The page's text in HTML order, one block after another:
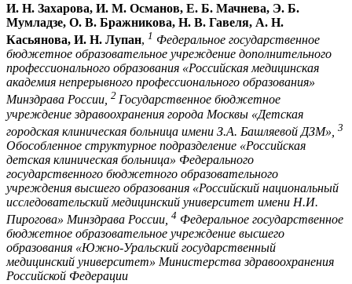
И. Н. Захарова, И. М. Османов, Е. Б. Мачнева, Э. Б.
Мумладзе, О. В. Бражникова, Н. В. Гавеля, А. Н.
Касьянова, И. Н. Лупан, 1 Федеральное государственное
бюджетное образовательное учреждение дополнительного
профессионального образования «Российская медицинская
академия непрерывного профессионального образования»
Минздрава России, 2 Государственное бюджетное
учреждение здравоохранения города Москвы «Детская
городская клиническая больница имени З.А. Башляевой ДЗМ», 3
Обособленное структурное подразделение «Российская
детская клиническая больница» Федерального
государственного бюджетного образовательного
учреждения высшего образования «Российский национальный
исследовательский медицинский университет имени Н.И.
Пирогова» Минздрава России, 4 Федеральное государственное
бюджетное образовательное учреждение высшего
образования «Южно-Уральский государственный
медицинский университет» Министерства здравоохранения
Российской Федерации